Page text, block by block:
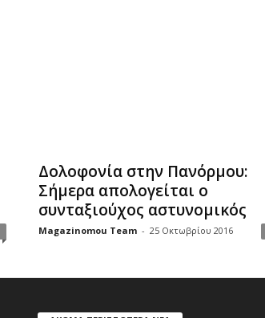
Δολοφονία στην Πανόρμου:
Σήμερα απολογείται ο
συνταξιούχος αστυνομικός
Magazinomou Team - 25 Οκτωβρίου 2016